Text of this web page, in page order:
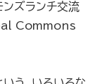
ンズランチ交流
Commons